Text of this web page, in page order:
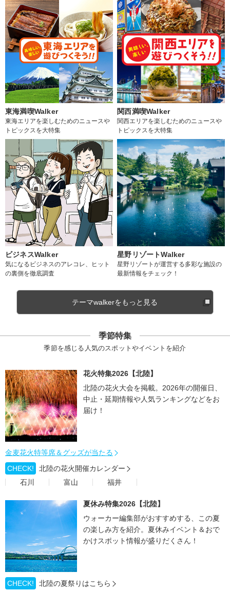
東海満喫Walker
東海エリアを楽しむためのニュースや
トピックスを大特集
関西満喫Walker
関西エリアを楽しむためのニュースや
トピックスを大特集
ビジネスWalker
気になるビジネスのアレコレ、ヒット
の裏側を徹底調査
星野リゾートWalker
星野リゾートが運営する多彩な施設の
最新情報をチェック！
テーマwalkerをもっと見る
季節特集
季節を感じる人気のスポットやイベントを紹介
花火特集2026【北陸】
北陸の花火大会を掲載。2026年の開催日、
中止・延期情報や人気ランキングなどをお
届け！
金麦花火特等席＆グッズが当たる
CHECK!
北陸の花火開催カレンダー
石川
富山 福井
夏休み特集2026【北陸】
ウォーカー編集部がおすすめする、この夏
の楽しみ方を紹介。夏休みイベント＆おで
かけスポット情報が盛りだくさん！
CHECK!
北陸の夏祭りはこちら